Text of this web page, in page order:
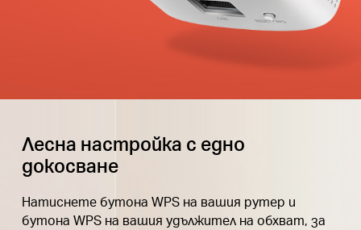
Лесна настройка с едно
докосване
Натиснете бутона WPS на вашия рутер и
бутона WPS на вашия удължител на обхват, за